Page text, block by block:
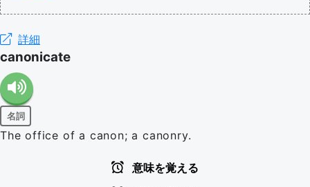
詳細
canonicate
名詞
The office of a canon; a canonry.
意味を覚える